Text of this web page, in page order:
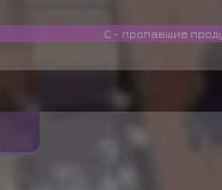
С - пропавшие